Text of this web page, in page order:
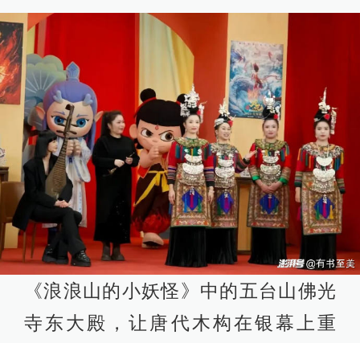
《浪浪山的小妖怪》中的五台山佛光
寺东大殿，让唐代木构在银幕上重